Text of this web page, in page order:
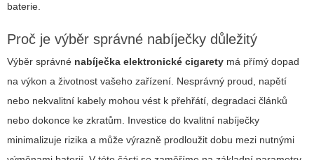
baterie.
Proč je výběr správné nabíječky důležitý
Výběr správné nabíječka elektronické cigarety má přímý dopad
na výkon a životnost vašeho zařízení. Nesprávný proud, napětí
nebo nekvalitní kabely mohou vést k přehřátí, degradaci článků
nebo dokonce ke zkratům. Investice do kvalitní nabíječky
minimalizuje rizika a může výrazně prodloužit dobu mezi nutnými